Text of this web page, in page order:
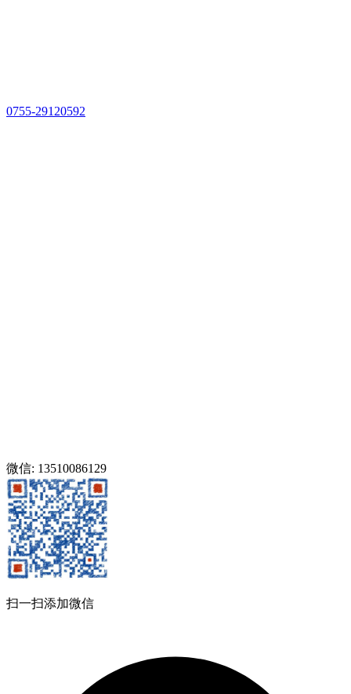
0755-29120592
微信: 13510086129
扫一扫添加微信